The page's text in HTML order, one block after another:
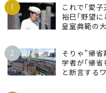
1
これで｢愛
裕巳｢野望に
皇室典範の
2
そりゃ"帰
学者が｢帰省
と断言する